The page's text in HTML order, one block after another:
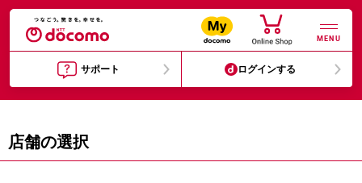
MENU
サポート ログインする
店舗の選択